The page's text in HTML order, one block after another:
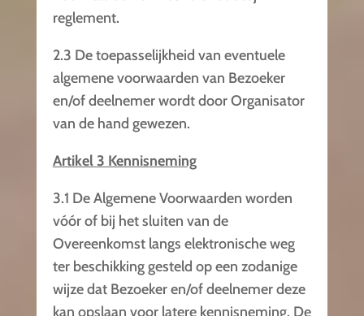
reglement.
2.3 De toepasselijkheid van eventuele
algemene voorwaarden van Bezoeker
en/of deelnemer wordt door Organisator
van de hand gewezen.
Artikel 3 Kennisneming
3.1 De Algemene Voorwaarden worden
vóór of bij het sluiten van de
Overeenkomst langs elektronische weg
ter beschikking gesteld op een zodanige
wijze dat Bezoeker en/of deelnemer deze
kan opslaan voor latere kennisneming. De